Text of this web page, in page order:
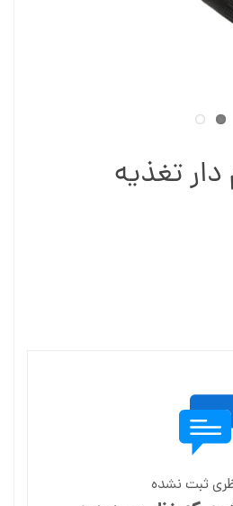
تغذیه
ثبت نشده